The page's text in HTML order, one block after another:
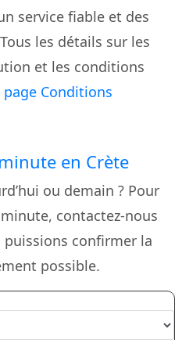
service fiable et des
les détails sur les
et les conditions
page Conditions
en Crète
ou demain ? Pour
contactez-nous
confirmer la
possible.